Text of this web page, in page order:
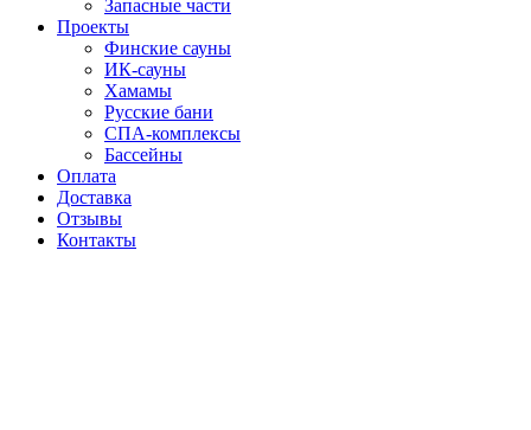
Запасные части
Проекты
Финские сауны
ИК-сауны
Хамамы
Русские бани
СПА-комплексы
Бассейны
Оплата
Доставка
Отзывы
Контакты